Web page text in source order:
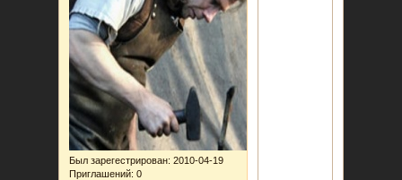
Был зарегестрирован: 2010-04-19
Приглашений: 0